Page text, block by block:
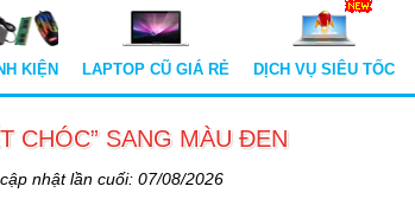
KIỆN LAPTOP CŨ GIÁ RẺ DỊCH VỤ SIÊU TỐC
CHÓC” SANG MÀU ĐEN
cập nhật lần cuối: 07/08/2026